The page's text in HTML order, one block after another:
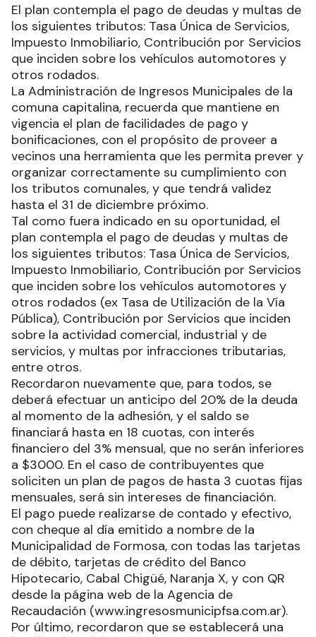
El plan contempla el pago de deudas y multas de
los siguientes tributos: Tasa Única de Servicios,
Impuesto Inmobiliario, Contribución por Servicios
que inciden sobre los vehículos automotores y
otros rodados.
La Administración de Ingresos Municipales de la
comuna capitalina, recuerda que mantiene en
vigencia el plan de facilidades de pago y
bonificaciones, con el propósito de proveer a
vecinos una herramienta que les permita prever y
organizar correctamente su cumplimiento con
los tributos comunales, y que tendrá validez
hasta el 31 de diciembre próximo.
Tal como fuera indicado en su oportunidad, el
plan contempla el pago de deudas y multas de
los siguientes tributos: Tasa Única de Servicios,
Impuesto Inmobiliario, Contribución por Servicios
que inciden sobre los vehículos automotores y
otros rodados (ex Tasa de Utilización de la Vía
Pública), Contribución por Servicios que inciden
sobre la actividad comercial, industrial y de
servicios, y multas por infracciones tributarias,
entre otros.
Recordaron nuevamente que, para todos, se
deberá efectuar un anticipo del 20% de la deuda
al momento de la adhesión, y el saldo se
financiará hasta en 18 cuotas, con interés
financiero del 3% mensual, que no serán inferiores
a $3000. En el caso de contribuyentes que
soliciten un plan de pagos de hasta 3 cuotas fijas
mensuales, será sin intereses de financiación.
El pago puede realizarse de contado y efectivo,
con cheque al día emitido a nombre de la
Municipalidad de Formosa, con todas las tarjetas
de débito, tarjetas de crédito del Banco
Hipotecario, Cabal Chigüé, Naranja X, y con QR
desde la página web de la Agencia de
Recaudación (www.ingresosmunicipfsa.com.ar).
Por último, recordaron que se establecerá una